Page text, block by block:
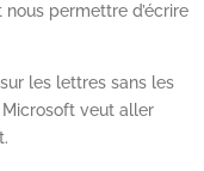
permettre d’écrire
les lettres sans les
Microsoft veut aller